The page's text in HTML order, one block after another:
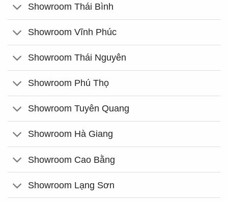
Showroom Thái Bình
Showroom Vĩnh Phúc
Showroom Thái Nguyên
Showroom Phú Thọ
Showroom Tuyên Quang
Showroom Hà Giang
Showroom Cao Bằng
Showroom Lạng Sơn